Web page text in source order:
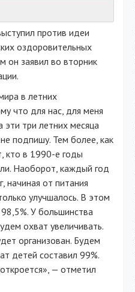
против идеи
оздоровительных
он заявил во вторник
в летних
что для нас, для меня
три летних месяца
подпишу. Тем более, как
кто в 1990-е годы
Наоборот, каждый год
начиная от питания
улучшалось. В этом
У большинства
охват увеличивать.
организован. Будем
детей составил 99%.
— отметил